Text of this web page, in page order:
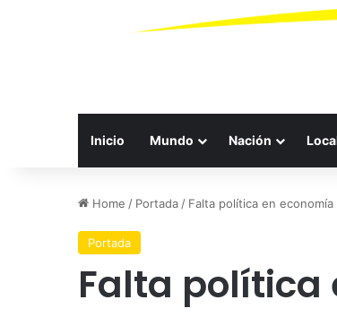
Inicio Mundo Nación
Home / Portada / Falta política en economía
Portada
Falta política